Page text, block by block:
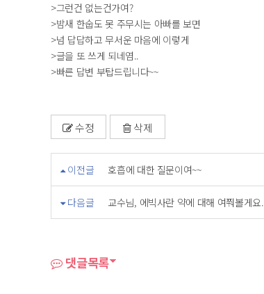
>그런건 없는건가여?
>밤새 한숩도 못 주무시는 아빠를 보면
>넘 답답하고 무서운 마음에 이렇게
>글을 또 쓰게 되네염..
>빠른 답변 부탑드립니다~~
수정 삭제
이전글 호흡에 대한 질문이여~~
다음글 교수님, 에빅사란 약에 대해 여쭤볼게요.
댓글목록